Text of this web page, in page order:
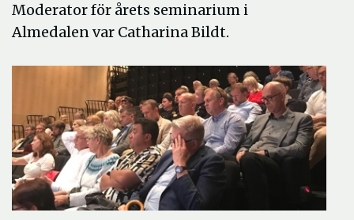
Moderator för årets seminarium i
Almedalen var Catharina Bildt.